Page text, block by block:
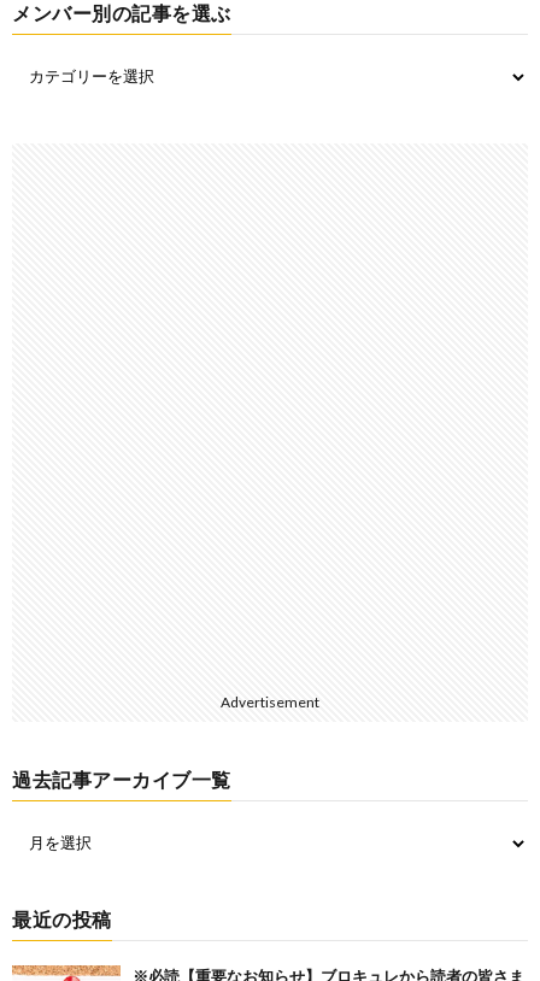
メンバー別の記事を選ぶ
Advertisement
過去記事アーカイブ一覧
最近の投稿
※必読【重要なお知らせ】ブロキュレから読者の皆さま